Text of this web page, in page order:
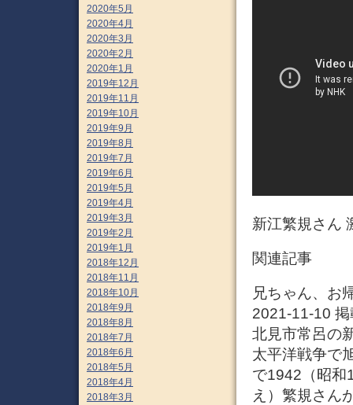
新江繁規さん
関連記事
兄ちゃん、お
2021-11-10
北見市常呂の
太平洋戦争で
で1942（昭和
え）繁規さん
2020年5月
2020年4月
2020年3月
2020年2月
2020年1月
2019年12月
2019年11月
2019年10月
2019年9月
2019年8月
2019年7月
2019年6月
2019年5月
2019年4月
2019年3月
2019年2月
2019年1月
2018年12月
2018年11月
2018年10月
2018年9月
2018年8月
2018年7月
2018年6月
2018年5月
2018年4月
2018年3月